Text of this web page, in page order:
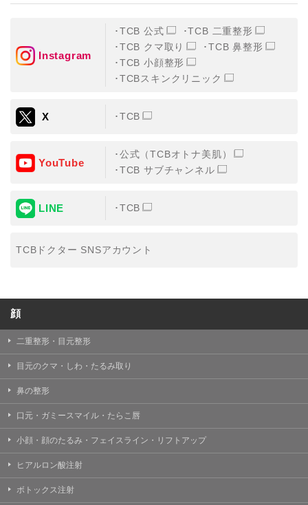
Instagram
TCB 公式
TCB 二重整形
TCB クマ取り
TCB 鼻整形
TCB 小顔整形
TCBスキンクリニック
X TCB
YouTube
公式（TCBオトナ美肌）
TCB サブチャンネル
LINE TCB
TCBドクター SNSアカウント
顔
二重整形・目元整形
目元のクマ・しわ・たるみ取り
鼻の整形
口元・ガミースマイル・たらこ唇
小顔・顔のたるみ・フェイスライン・リフトアップ
ヒアルロン酸注射
ボトックス注射